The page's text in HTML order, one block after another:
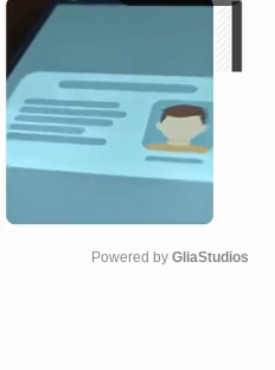
Powered by GliaStudios